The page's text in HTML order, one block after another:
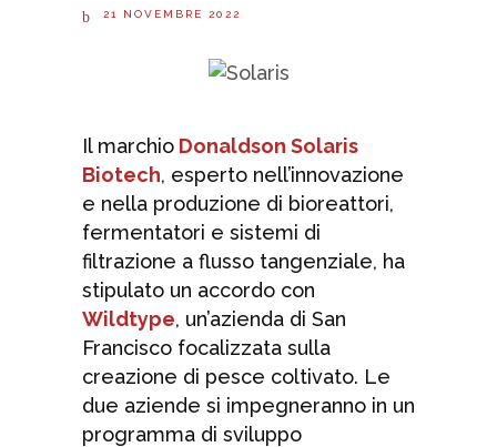
21 NOVEMBRE 2022
Il marchio Donaldson Solaris
Biotech, esperto nell’innovazione
e nella produzione di bioreattori,
fermentatori e sistemi di
filtrazione a flusso tangenziale, ha
stipulato un accordo con
Wildtype, un’azienda di San
Francisco focalizzata sulla
creazione di pesce coltivato. Le
due aziende si impegneranno in un
programma di sviluppo